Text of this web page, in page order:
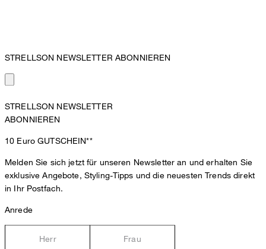
STRELLSON NEWSLETTER ABONNIEREN
STRELLSON NEWSLETTER
ABONNIEREN
10 EuroGUTSCHEIN**
Melden Sie sich jetzt für unseren Newsletter an und erhalten Sie
exklusive Angebote, Styling-Tipps und die neuesten Trends direkt
in Ihr Postfach.
Anrede
Herr Frau